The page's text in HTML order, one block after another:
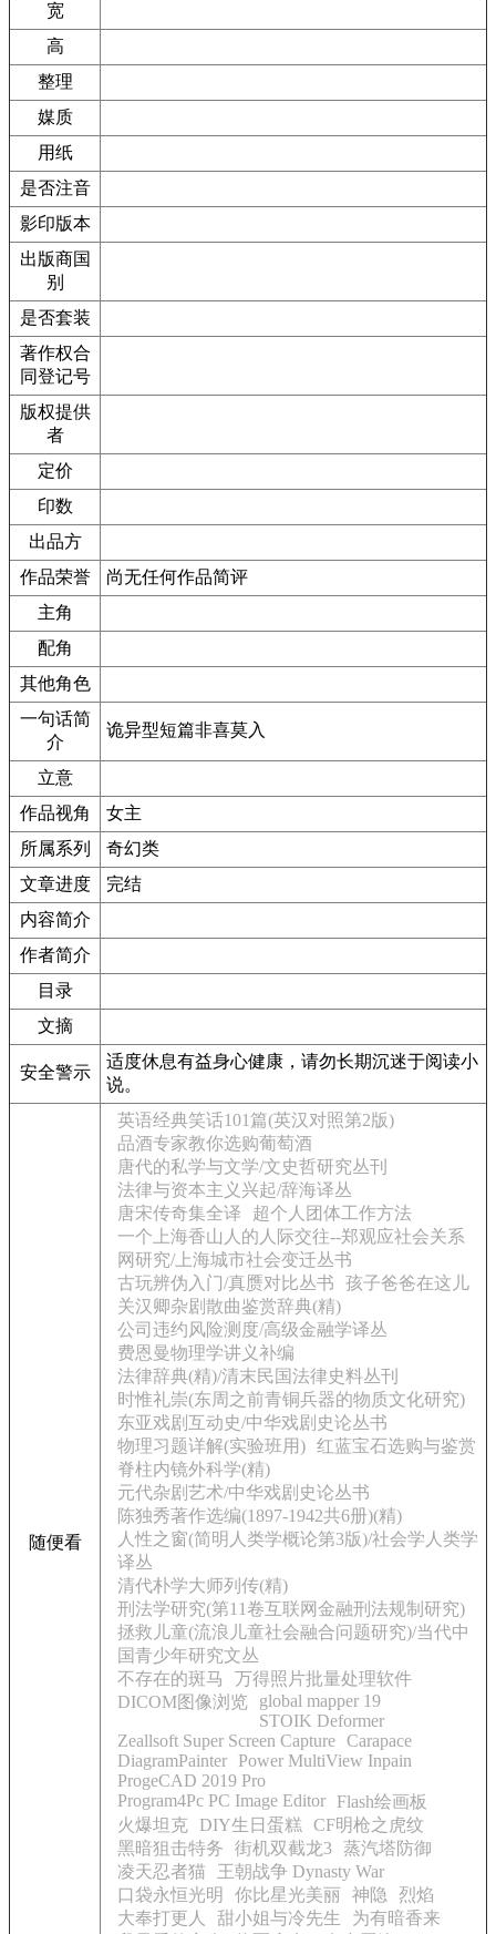
宽
高
整理
媒质
用纸
是否注音
影印版本
出版商国
别
是否套装
著作权合
同登记号
版权提供
者
定价
印数
出品方
作品荣誉
尚无任何作品简评
主角
配角
其他角色
一句话简
介
诡异型短篇非喜莫入
立意
作品视角
女主
所属系列
奇幻类
文章进度
完结
内容简介
作者简介
目录
文摘
安全警示
适度休息有益身心健康，请勿长期沉迷于阅读小
说。
随便看
英语经典笑话101篇(英汉对照第2版)
品酒专家教你选购葡萄酒
唐代的私学与文学/文史哲研究丛刊
法律与资本主义兴起/辞海译丛
唐宋传奇集全译
超个人团体工作方法
一个上海香山人的人际交往--郑观应社会关系
网研究/上海城市社会变迁丛书
古玩辨伪入门/真赝对比丛书
孩子爸爸在这儿
关汉卿杂剧散曲鉴赏辞典(精)
公司违约风险测度/高级金融学译丛
费恩曼物理学讲义补编
法律辞典(精)/清末民国法律史料丛刊
时惟礼崇(东周之前青铜兵器的物质文化研究)
东亚戏剧互动史/中华戏剧史论丛书
物理习题详解(实验班用) 红蓝宝石选购与鉴赏
脊柱内镜外科学(精)
元代杂剧艺术/中华戏剧史论丛书
陈独秀著作选编(1897-1942共6册)(精)
人性之窗(简明人类学概论第3版)/社会学人类学
译丛
清代朴学大师列传(精)
刑法学研究(第11卷互联网金融刑法规制研究)
拯救儿童(流浪儿童社会融合问题研究)/当代中
国青少年研究文丛
不存在的斑马
万得照片批量处理软件
DICOM图像浏览
global mapper 19
STOIK Deformer
Zeallsoft Super Screen Capture Carapace
DiagramPainter
Power MultiView Inpain
ProgeCAD 2019 Pro
Program4Pc PC Image Editor
Flash绘画板
火爆坦克
DIY生日蛋糕
CF明枪之虎纹
黑暗狙击特务
街机双截龙3 蒸汽塔防御
凌天忍者猫
王朝战争 Dynasty War
口袋永恒光明
你比星光美丽 神隐
烈焰
大奉打更人
甜小姐与冷先生
为有暗香来